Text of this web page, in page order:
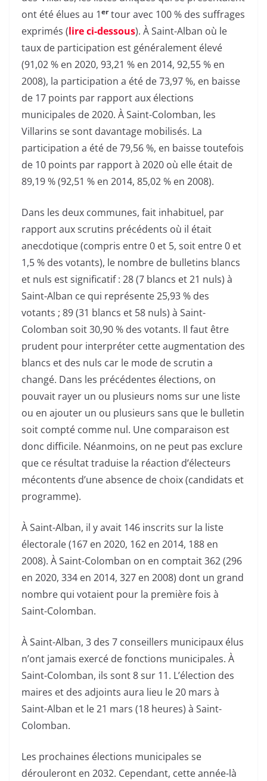
ont été élues au 1ertour avec 100 % des suffrages
exprimés (lire ci-dessous). À Saint-Alban où le
taux de participation est généralement élevé
(91,02 % en 2020, 93,21 % en 2014, 92,55 % en
2008), la participation a été de 73,97 %, en baisse
de 17 points par rapport aux élections
municipales de 2020. À Saint-Colomban, les
Villarins se sont davantage mobilisés. La
participation a été de 79,56 %, en baisse toutefois
de 10 points par rapport à 2020 où elle était de
89,19 % (92,51 % en 2014, 85,02 % en 2008).
Dans les deux communes, fait inhabituel, par
rapport aux scrutins précédents où il était
anecdotique (compris entre 0 et 5, soit entre 0 et
1,5 % des votants), le nombre de bulletins blancs
et nuls est significatif : 28 (7 blancs et 21 nuls) à
Saint-Alban ce qui représente 25,93 % des
votants ; 89 (31 blancs et 58 nuls) à Saint-
Colomban soit 30,90 % des votants. Il faut être
prudent pour interpréter cette augmentation des
blancs et des nuls car le mode de scrutin a
changé. Dans les précédentes élections, on
pouvait rayer un ou plusieurs noms sur une liste
ou en ajouter un ou plusieurs sans que le bulletin
soit compté comme nul. Une comparaison est
donc difficile. Néanmoins, on ne peut pas exclure
que ce résultat traduise la réaction d’électeurs
mécontents d’une absence de choix (candidats et
programme).
À Saint-Alban, il y avait 146 inscrits sur la liste
électorale (167 en 2020, 162 en 2014, 188 en
2008). À Saint-Colomban on en comptait 362 (296
en 2020, 334 en 2014, 327 en 2008) dont un grand
nombre qui votaient pour la première fois à
Saint-Colomban.
À Saint-Alban, 3 des 7 conseillers municipaux élus
n’ont jamais exercé de fonctions municipales. À
Saint-Colomban, ils sont 8 sur 11. L’élection des
maires et des adjoints aura lieu le 20 mars à
Saint-Alban et le 21 mars (18 heures) à Saint-
Colomban.
Les prochaines élections municipales se
dérouleront en 2032. Cependant, cette année-là